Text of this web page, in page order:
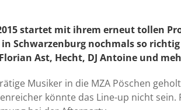
startet mit ihrem erneut tollen
Schwarzenburg nochmals so
Ast, Hecht, DJ Antoine und
Musiker in die MZA Pöschen
könnte das Line-up nicht sein.